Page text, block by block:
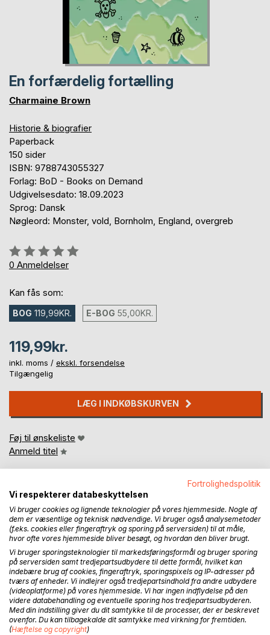
En forfærdelig fortælling
Charmaine Brown
Historie & biografier
Paperback
150 sider
ISBN: 9788743055327
Forlag: BoD - Books on Demand
Udgivelsesdato: 18.09.2023
Sprog: Dansk
Nøgleord: Monster, vold, Bornholm, England, overgreb
Anmeldelse::
0%
0 Anmeldelser
Kan fås som:
BOG 119,99KR. E-BOG 55,00KR.
119,99kr.
inkl. moms / ekskl. forsendelse
Tilgængelig
LÆG I INDKØBSKURVEN
Føj til ønskeliste
Anmeld titel
BESKRIVELSE
Den første selvbiografiske fortælling af Charmaine Brown.
Om den voldelige stedfar, den tavse mor, den
narcissistiske far og den forstyrrede bror.
Charmaine kæmper sig igennem den fysiske og psykiske
terror, kommer ud i psykisk sygdom og misbrug.
Fortrolighedspolitik
Vi respekterer databeskyttelsen
Vi bruger cookies og lignende teknologier på vores hjemmeside. Nogle af
dem er væsentlige og teknisk nødvendige. Vi bruger også analysemetoder
(f.eks. cookies eller fingeraftryk og sporing på serversiden) til at måle,
hvor ofte vores hjemmeside bliver besøgt, og hvordan den bliver brugt.
Vi bruger sporingsteknologier til markedsføringsformål og bruger sporing
på serversiden samt tredjepartsudbydere til dette formål, hvilket kan
indebære brug af cookies, fingeraftryk, sporingspixels og IP-adresser på
tværs af enheder. Vi indlejrer også tredjepartsindhold fra andre udbydere
(videoplatforme) på vores hjemmeside. Vi har ingen indflydelse på den
videre databehandling og eventuelle sporing hos tredjepartsudbyderen.
Med din indstilling giver du dit samtykke til de processer, der er beskrevet
ovenfor. Du kan tilbagekalde dit samtykke med virkning for fremtiden.
(Hæftelse og copyright)